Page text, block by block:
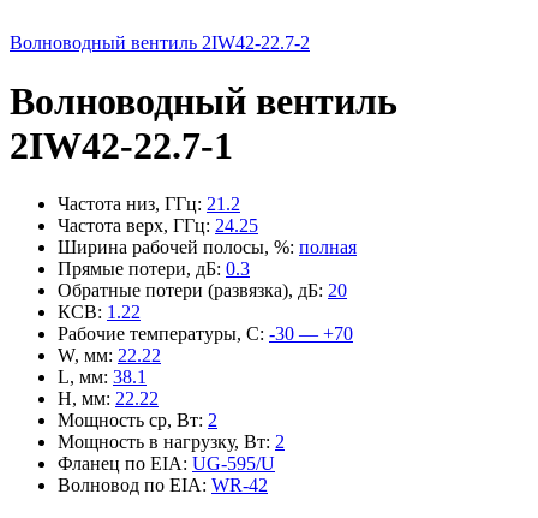
Волноводный вентиль 2IW42-22.7-2
Волноводный вентиль
2IW42-22.7-1
Частота низ, ГГц: 21.2
Частота верх, ГГц: 24.25
Ширина рабочей полосы, %: полная
Прямые потери, дБ: 0.3
Обратные потери (развязка), дБ: 20
КСВ: 1.22
Рабочие температуры, С: -30 — +70
W, мм: 22.22
L, мм: 38.1
H, мм: 22.22
Мощность ср, Вт: 2
Мощность в нагрузку, Вт: 2
Фланец по EIA: UG-595/U
Волновод по EIA: WR-42